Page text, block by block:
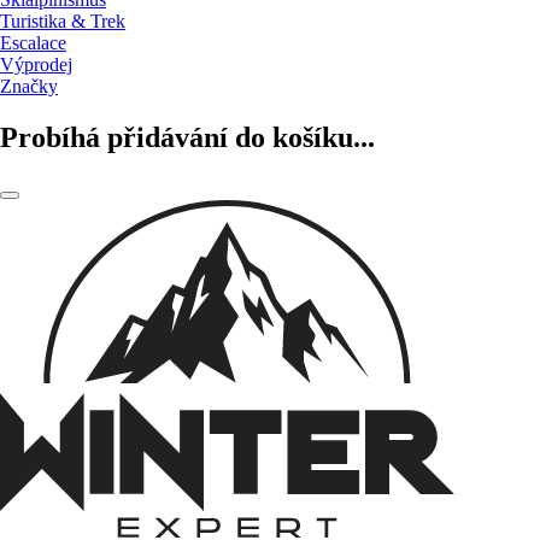
Turistika & Trek
Escalace
Výprodej
Značky
Probíhá přidávání do košíku...